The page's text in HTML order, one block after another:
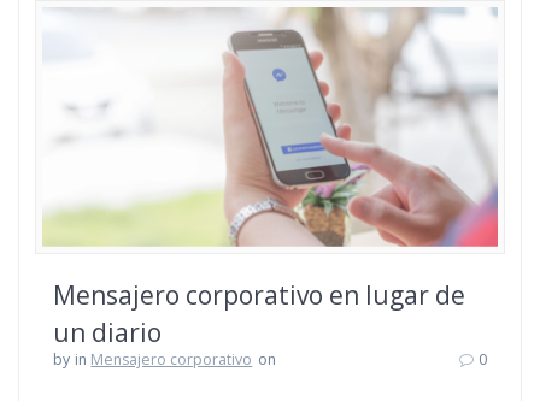
Mensajero corporativo en lugar de
un diario
by in Mensajero corporativo on 0